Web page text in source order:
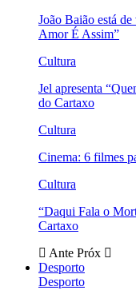
João Baião está
Amor É Assim”
Cultura
Jel apresenta
do Cartaxo
Cultura
Cinema: 6 filmes
Cultura
“Daqui Fala o
Cartaxo
Ante Próx
Desporto
Desporto